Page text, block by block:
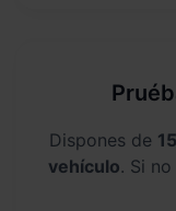
Dispones de
vehículo. Si